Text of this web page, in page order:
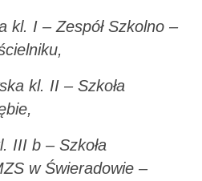
kl. I – Zespół Szkolno –
kl. II – Szkoła
III b – Szkoła
w Świeradowie –